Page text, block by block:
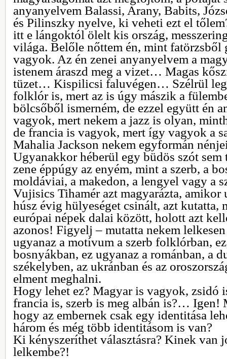
anyanyelvem Balassi, Arany, Babits,
és Pilinszky nyelve, ki veheti ezt el
itt e lángoktól ölelt kis ország,
világa. Belőle nőttem én, mint fatörzsből
vagyok. Az én zenei anyanyelvem a
istenem áraszd meg a vizet… Magas
tüzet… Kispilicsi faluvégen… Szélrül
folklór is, mert az is úgy mászik a
bölcsőből ismerném, de ezzel együtt én
vagyok, mert nekem a jazz is olyan,
de francia is vagyok, mert így vagyok a
Mahalia Jackson nekem egyformán
Ugyanakkor héberül egy büdös szót sem
zene éppúgy az enyém, mint a szerb, a
moldáviai, a makedon, a lengyel vagy a
Vujisics Tihamér azt magyarázta,
húsz évig hülyeséget csinált, azt kutatta,
európai népek dalai között, holott azt
azonos! Figyelj – mutatta nekem
ugyanaz a motívum a szerb folklórban,
bosnyákban, ez ugyanaz a románban, a
székelyben, az ukránban és az
elment meghalni.
Hogy lehet ez? Magyar is vagyok, zsidó
francia is, szerb is meg albán is?… Igen!
hogy az embernek csak egy identitása
három és még több identitásom is van?
Ki kényszeríthet választásra? Kinek van
lelkembe?!